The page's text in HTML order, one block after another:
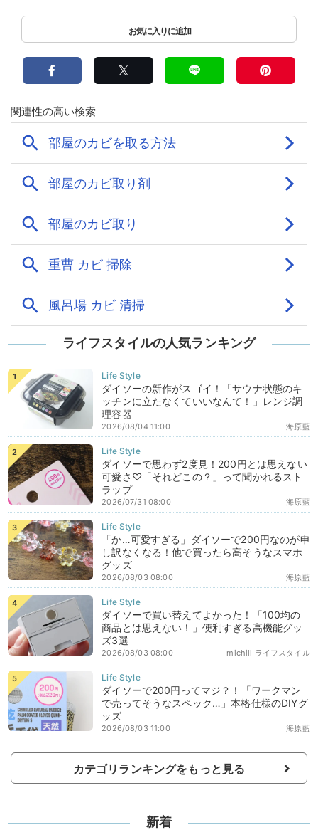
ライフスタイルの人気ランキング
ダイソーの新作がスゴイ！「サウナ状態のキ
ッチンに立たなくていいなんて！」レンジ調
理容器
海原藍
2026/08/04 11:00
ダイソーで思わず2度見！200円とは思えない
可愛さ♡「それどこの？」って聞かれるスト
ラップ
海原藍
2026/07/31 08:00
「か…可愛すぎる」ダイソーで200円なのが申
し訳なくなる！他で買ったら高そうなスマホ
グッズ
海原藍
2026/08/03 08:00
ダイソーで買い替えてよかった！「100均の
商品とは思えない！」便利すぎる高機能グッ
ズ3選
michill ライフスタイル
2026/08/03 08:00
ダイソーで200円ってマジ？！「ワークマン
で売ってそうなスペック…」本格仕様のDIYグ
ッズ
海原藍
2026/08/03 11:00
カテゴリランキングをもっと見る
新着